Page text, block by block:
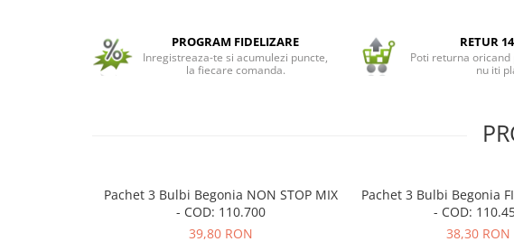
Seminte de Legume/Fructe
PROGRAM FIDELIZARE
Inregistreaza-te si acumulezi puncte,
la fiecare comanda.
RETUR
Poti returna
nu iti
Pachet 3 Bulbi Begonia NON STOP MIX
- COD: 110.700
39,80 RON
Pachet 3 Bulbi Begonia
- COD:
38,30 RON